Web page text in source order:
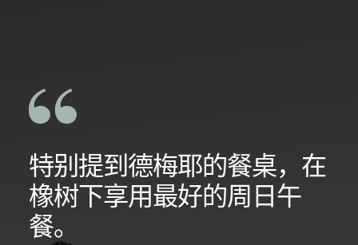
特别提到德梅耶的餐桌，在
橡树下享用最好的周日午
餐。